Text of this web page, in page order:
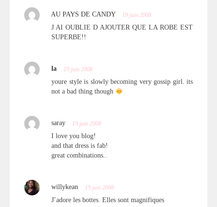
AU PAYS DE CANDY 19 juin 2008
J AI OUBLIE D AJOUTER QUE LA ROBE EST
SUPERBE!!
la 19 juin 2008
youre style is slowly becoming very gossip girl. its
not a bad thing though
saray 19 juin 2008
I love you blog!
and that dress is fab!
great combinations..
willykean 19 juin 2008
J’adore les bottes. Elles sont magnifiques